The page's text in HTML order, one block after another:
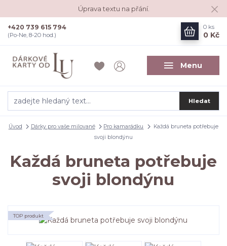
Úprava textu na přání.
Menu
Hledat
+420 739 615 794
(Po-Ne, 8-20 hod.)
0 ks
0 Kč
Úvod Dárky pro vaše milované Pro kamarádku
Každá bruneta potřebuje
svoji blondýnu
Každá bruneta potřebuje
svoji blondýnu
TOP produkt